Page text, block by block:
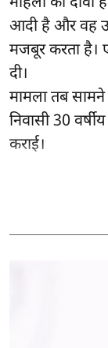
आदी है और वह
मजबूर करता है।
दी।
मामला तब सामने
निवासी 30
कराई।